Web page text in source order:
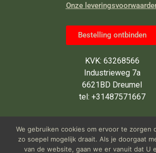
Onze
Bestelling ontbinden
KVK: 63268566
Industrieweg 7a
6621BD Dreumel
tel: +31487571667
Wij zijn van maandag tot en
vrijdag open van 9 tot 5
We gebruiken cookies om ervoor te zorgen
zo soepel mogelijk draait. Als je doorgaat
van de website, gaan we er vanuit dat U